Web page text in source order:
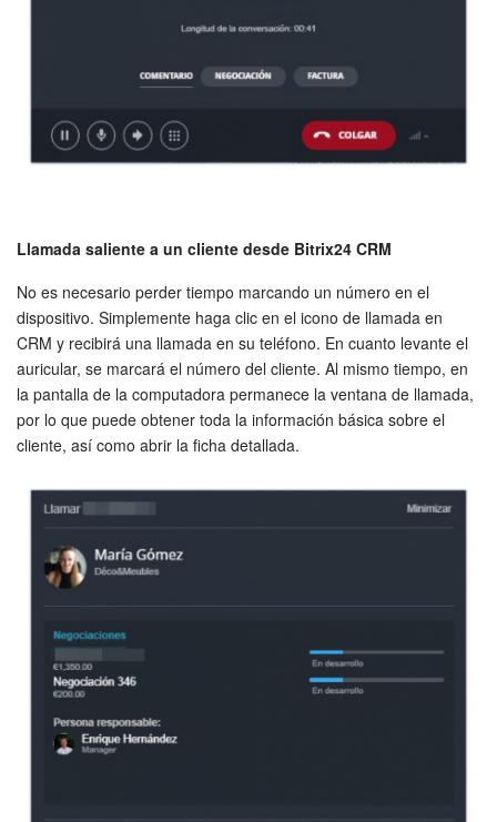
Preguntas generales
Actualización de los artículos (archivo)
EMPEZAR GRATIS
Llamada saliente a un cliente desde Bitrix24 CRM
No es necesario perder tiempo marcando un número en el
dispositivo. Simplemente haga clic en el icono de llamada en
CRM y recibirá una llamada en su teléfono. En cuanto levante el
auricular, se marcará el número del cliente. Al mismo tiempo, en
la pantalla de la computadora permanece la ventana de llamada,
por lo que puede obtener toda la información básica sobre el
cliente, así como abrir la ficha detallada.